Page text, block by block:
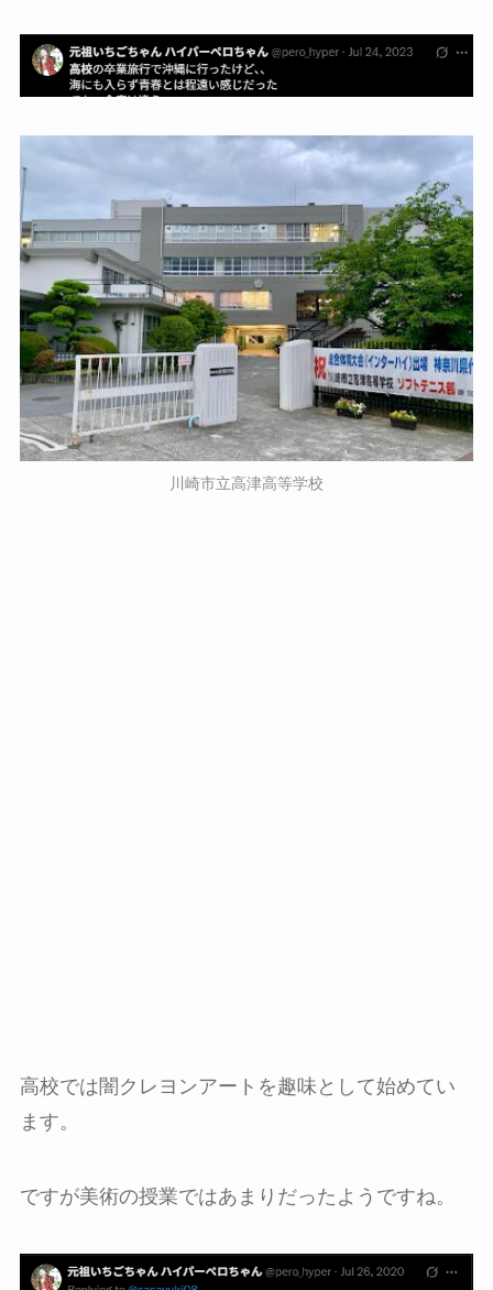
川崎市立高津高等学校
高校では闇クレヨンアートを趣味として始めてい
ます。
ですが美術の授業ではあまりだったようですね。